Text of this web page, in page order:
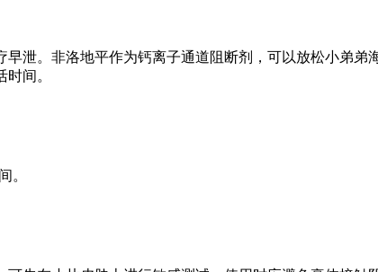
泄。非洛地平作为钙离子通道阻断剂，可以放松小弟弟
间。
。